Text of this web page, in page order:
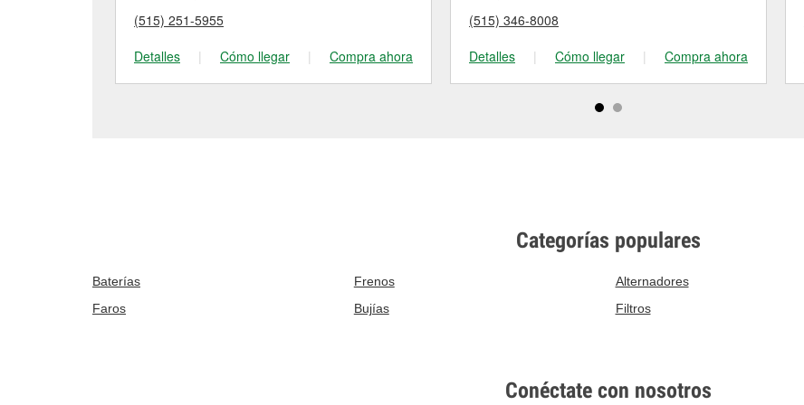
(515) 251-5955
Detalles
| Cómo llegar | Compra ahora
(515) 346-8008
Detalles
| Cómo llegar | Compra ahora
Categorías populares
Baterías Frenos Alternadores
Faros
Bujías Filtros
Conéctate con nosotros